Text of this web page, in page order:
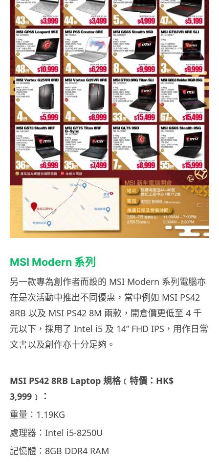
MSI Modern 系列
另一款專為創作者而設的 MSI Modern 系列電腦亦
在是次活動中推出不同優惠，當中例如 MSI PS42
8RB 以及 MSI PS42 8M 兩款，開倉價更低至 4 千
元以下，採用了 Intel i5 及 14” FHD IPS，用作日常
文書以及創作亦十分足夠。
MSI PS42 8RB Laptop 規格﹝特價：HK$
3,999﹞：
重量：1.19KG
處理器：Intel i5-8250U
記憶體：8GB DDR4 RAM